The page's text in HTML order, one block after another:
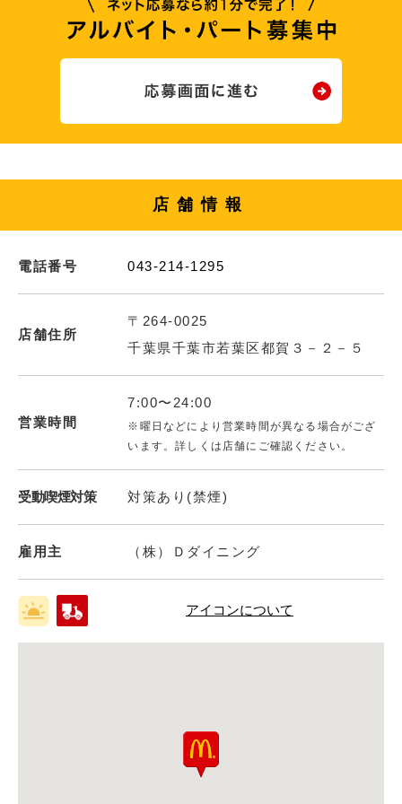
店舗情報
電話番号 043-214-1295
店舗住所
〒264-0025
千葉県千葉市若葉区都賀３－２－５
営業時間
7:00〜24:00
※曜日などにより営業時間が異なる場合がござ
います。詳しくは店舗にご確認ください。
受動喫煙対策 対策あり(禁煙)
雇用主 （株）Ｄダイニング
アイコンについて